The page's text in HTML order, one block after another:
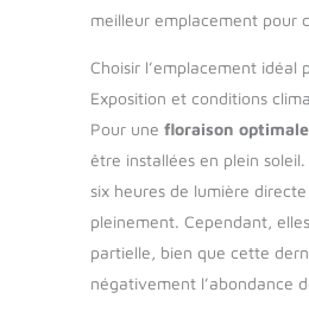
meilleur emplacement pour
Choisir l’emplacement idéal
Exposition et conditions
Pour une floraison optimale
être installées en plein
six heures de lumière
pleinement. Cependant,
partielle, bien que cette
négativement l’abondance